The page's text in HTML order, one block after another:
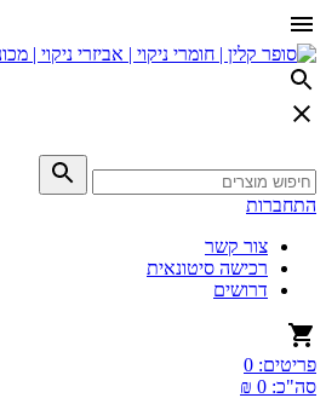
התחברות
צור קשר
רכישה סיטונאית
דרושים
פריטים: 0
סה"כ: 0 ₪